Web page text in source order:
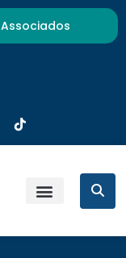
Associados